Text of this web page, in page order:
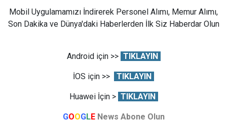
Mobil Uygulamamızı İndirerek Personel Alımı, Memur Alımı,
Son Dakika ve Dünya'daki Haberlerden İlk Siz Haberdar Olun
Android için >> TIKLAYIN
İOS için >> TIKLAYIN
Huawei İçin > TIKLAYIN
GOOGLE News Abone Olun